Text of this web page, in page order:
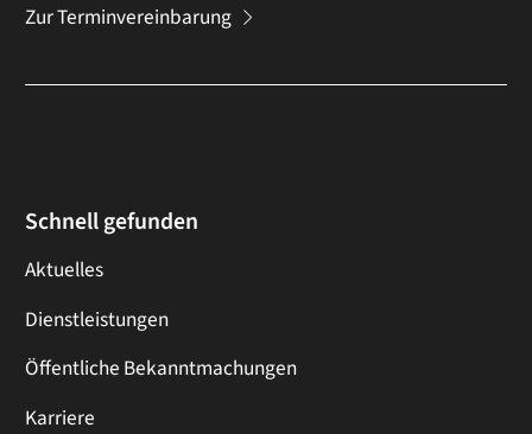
Zur Terminvereinbarung
Schnell gefunden
Aktuelles
Dienstleistungen
Öffentliche Bekanntmachungen
Karriere